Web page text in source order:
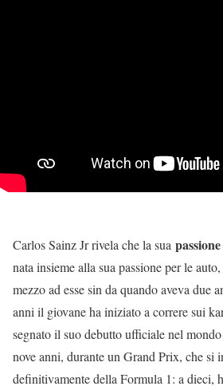
Carlos Sainz Jr rivela che la sua
nata insieme alla sua passione per le
mezzo ad esse sin da quando aveva due
anni il giovane ha iniziato a correre sui
segnato il suo debutto ufficiale nel
nove anni, durante un Grand Prix, che si
definitivamente della Formula 1: a dieci,